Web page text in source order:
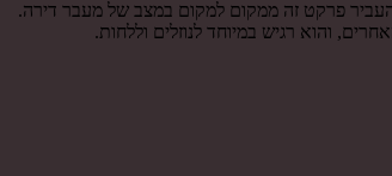
פרקט זה ממקום למקום במצב של מעבר דירה.
והוא רגיש במיוחד לנוזלים וללחות.